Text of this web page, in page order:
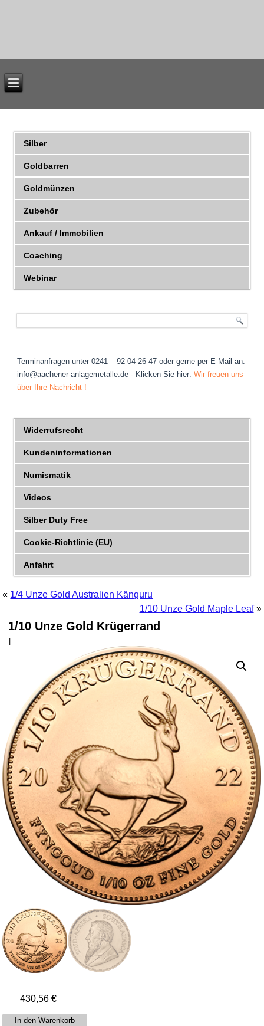
Silber
Goldbarren
Goldmünzen
Zubehör
Ankauf / Immobilien
Coaching
Webinar
Terminanfragen unter 0241 – 92 04 26 47 oder gerne per E-Mail an:
info@aachener-anlagemetalle.de - Klicken Sie hier:Wir freuen uns
über Ihre Nachricht !
Widerrufsrecht
Kundeninformationen
Numismatik
Videos
Silber Duty Free
Cookie-Richtlinie (EU)
Anfahrt
« 1/4 Unze Gold Australien Känguru
1/10 Unze Gold Maple Leaf»
1/10 Unze Gold Krügerrand
430,56€
1/10In den Warenkorb